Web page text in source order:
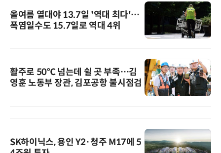
올여름 열대야 13.7일 '역대 최다'…
폭염일수도 15.7일로 역대 4위
활주로 50℃ 넘는데 쉴 곳 부족…김
영훈 노동부 장관, 김포공항 불시점검
SK하이닉스, 용인 Y2·청주 M17에 5